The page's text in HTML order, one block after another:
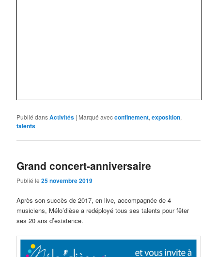
Publié dansActivités | Marqué avecconfinement,exposition,
talents
Grand concert-anniversaire
Publié le25 novembre 2019
Après son succès de 2017, en live, accompagnée de 4
musiciens, Mélo’dièse a redéployé tous ses talents pour fêter
ses 20 ans d’existence.